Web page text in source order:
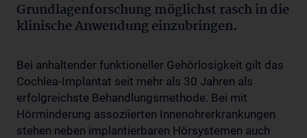
Grundlagenforschung möglichst rasch in die
klinische Anwendung einzubringen.
Bei anhaltender funktioneller Gehörlosigkeit gilt das
Cochlea-Implantat seit mehr als 30 Jahren als
erfolgreichste Behandlungsmethode. Bei mit
Hörminderung assoziierten Innenohrerkrankungen
stehen neben implantierbaren Hörsystemen auch